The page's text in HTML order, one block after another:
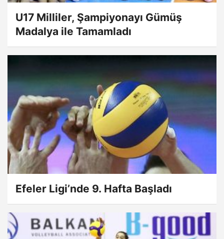
U17 Milliler, Şampiyonayı Gümüş
Madalya ile Tamamladı
Efeler Ligi’nde 9. Hafta Başladı